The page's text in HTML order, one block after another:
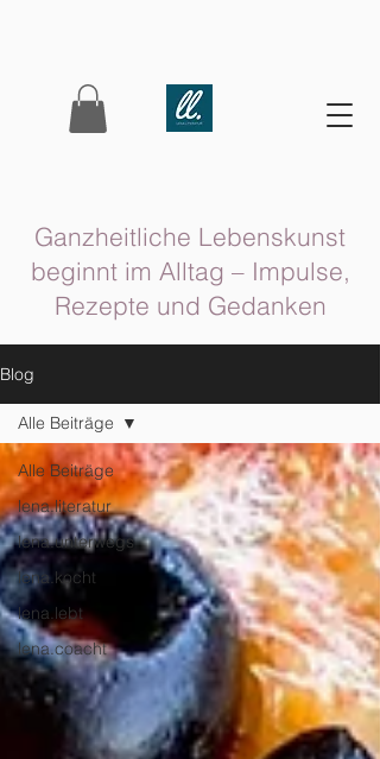
Ganzheitliche Lebenskunst
beginnt im Alltag – Impulse,
Rezepte und Gedanken
Blog
Alle Beiträge
lena.literatur
lena.unterwegs
lena.kocht
lena.lebt
lena.coacht
Alle Beiträge